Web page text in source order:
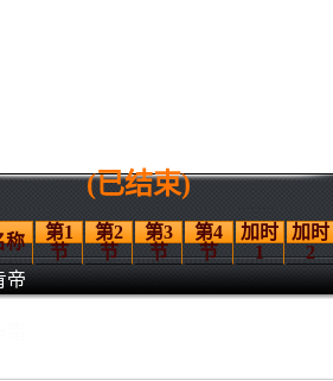
(已结束)
称
第1
节
第2
节
第3
节
第4
节
加时
1
加时
2
帝